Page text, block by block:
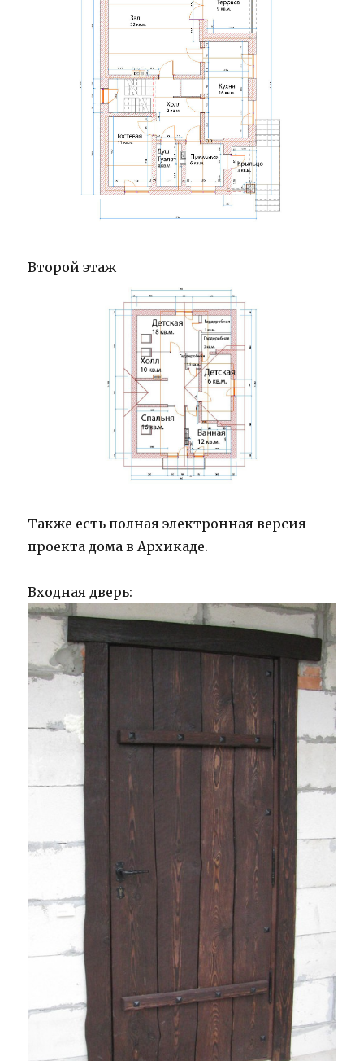
Второй этаж
Также есть полная электронная версия
проекта дома в Архикаде.
Входная дверь: